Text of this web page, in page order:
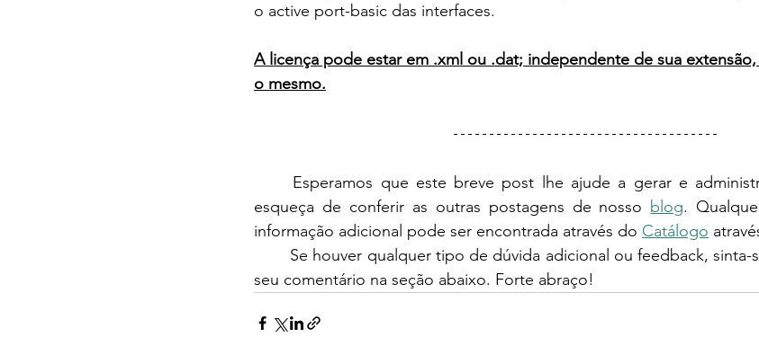
o active port-basic das interfaces.
A licença pode estar em .xml ou .dat; independente de sua
o mesmo.
esqueça de conferir as outras postagens de nosso blog.
informação adicional pode ser encontrada através do Catálogo
seu comentário na seção abaixo. Forte abraço!